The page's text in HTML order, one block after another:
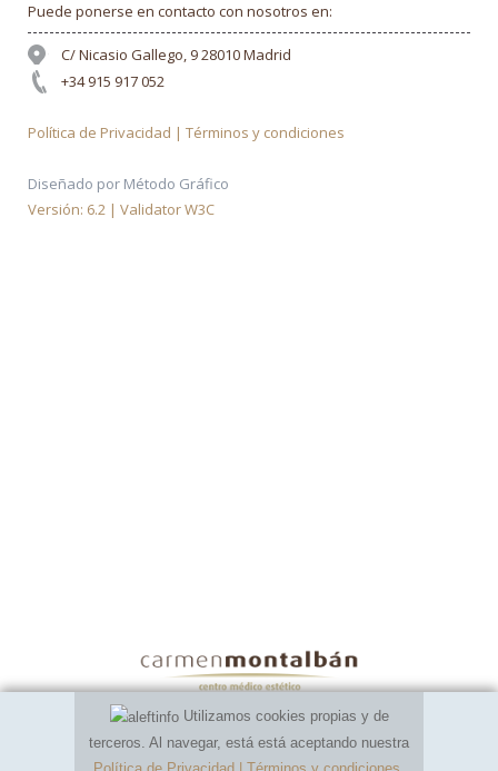
Puede ponerse en contacto con nosotros en:
C/ Nicasio Gallego, 9 28010 Madrid
+34 915 917 052
Política de Privacidad | Términos y condiciones
Diseñado por Método Gráfico
Versión: 6.2 | Validator W3C
Utilizamos cookies propias y de
terceros. Al navegar, está está aceptando nuestra